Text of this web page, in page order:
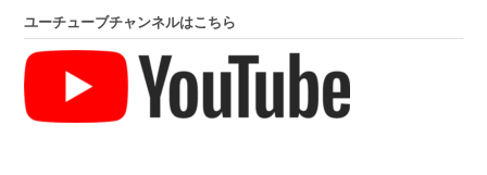
ユーチューブチャンネルはこちら